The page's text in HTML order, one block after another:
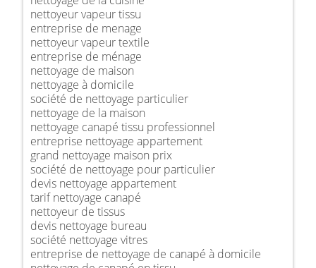
nettoyeur vapeur tissu
entreprise de menage
nettoyeur vapeur textile
entreprise de ménage
nettoyage de maison
nettoyage à domicile
société de nettoyage particulier
nettoyage de la maison
nettoyage canapé tissu professionnel
entreprise nettoyage appartement
grand nettoyage maison prix
société de nettoyage pour particulier
devis nettoyage appartement
tarif nettoyage canapé
nettoyeur de tissus
devis nettoyage bureau
société nettoyage vitres
entreprise de nettoyage de canapé à domicile